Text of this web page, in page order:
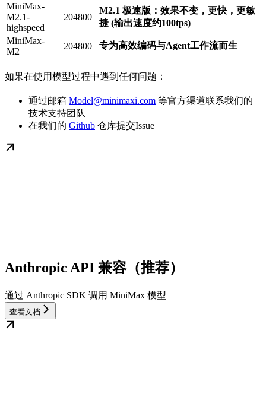
MiniMax-
M2.1-
highspeed
204800
M2.1 极速版：效果不变，更快，更敏
捷 (输出速度约100tps)
MiniMax-
M2
204800 专为高效编码与Agent工作流而生
如果在使用模型过程中遇到任何问题：
通过邮箱 Model@minimaxi.com 等官方渠道联系我们的
技术支持团队
在我们的 Github 仓库提交Issue
Anthropic API 兼容（推荐）
通过 Anthropic SDK 调用 MiniMax 模型
查看文档